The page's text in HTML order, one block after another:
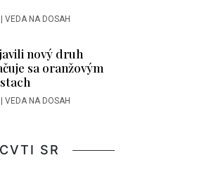
| VEDA NA DOSAH
nový druh
sa oranžovým
| VEDA NA DOSAH
SR